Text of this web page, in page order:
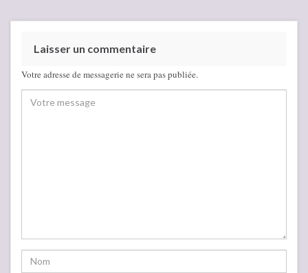
Laisser un commentaire
Votre adresse de messagerie ne sera pas publiée.